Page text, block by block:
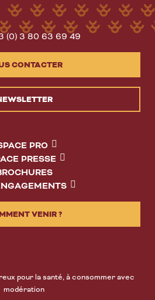
(0) 3 80 63 69 49
CONTACTER
PRO
PRESSE
VENIR ?
pour la santé, à consommer avec
modération